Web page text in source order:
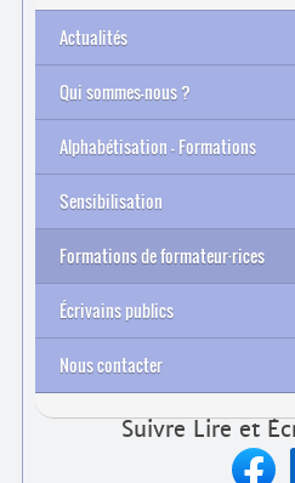
Actualités
Qui sommes-nous ?
Alphabétisation – Formations
Sensibilisation
Formations de formateur·rices
Archives
Écrivains publics
Nous contacter
Suivre Lire et